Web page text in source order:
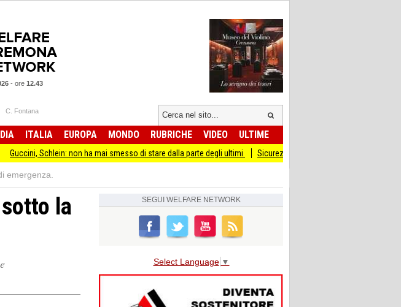
- ore 12.43
C. Fontana
ITALIA EUROPA MONDO RUBRICHE VIDEO ULTIME
non ha mai smesso di stare dalla parte degli ultimi Sicurezza I Giovani Democratici ribattono ai Giovani di
emergenza.
la
SEGUI WELFARE NETWORK
Select Language ▼